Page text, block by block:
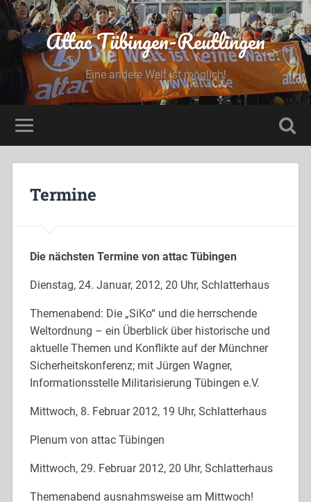
Attac Tübingen-Reutlingen
Eine andere Welt ist möglich!
Termine
Die nächsten Termine von attac Tübingen
Dienstag, 24. Januar, 2012, 20 Uhr, Schlatterhaus
Themenabend: Die „SiKo“ und die herrschende
Weltordnung – ein Überblick über historische und
aktuelle Themen und Konflikte auf der Münchner
Sicherheitskonferenz; mit Jürgen Wagner,
Informationsstelle Militarisierung Tübingen e.V.
Mittwoch, 8. Februar 2012, 19 Uhr, Schlatterhaus
Plenum von attac Tübingen
Mittwoch, 29. Februar 2012, 20 Uhr, Schlatterhaus
Themenabend ausnahmsweise am Mittwoch!